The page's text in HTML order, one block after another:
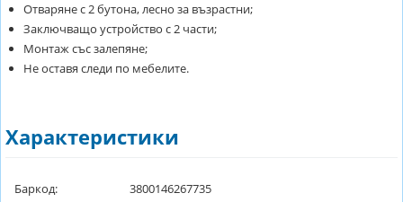
Отваряне с 2 бутона, лесно за възрастни;
Заключващо устройство с 2 части;
Монтаж със залепяне;
Не оставя следи по мебелите.
Характеристики
Баркод: 3800146267735